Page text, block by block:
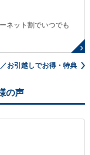
ネット割でいつでも
お引越しでお得・特典
の声